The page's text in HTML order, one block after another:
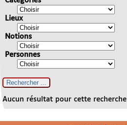
Lieux
Notions
Personnes
Aucun résultat pour cette recherche